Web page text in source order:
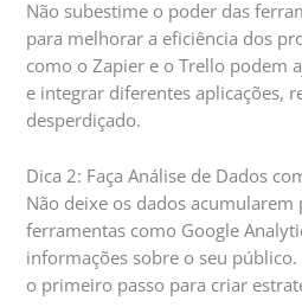
Não subestime o poder das
para melhorar a eficiência dos
como o Zapier e o Trello podem
e integrar diferentes aplicações,
desperdiçado.
Dica 2: Faça Análise de Dados
Não deixe os dados acumularem
ferramentas como Google
informações sobre o seu público.
o primeiro passo para criar